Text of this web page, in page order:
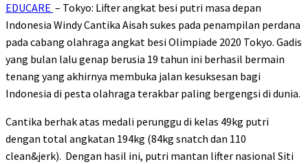
EDUCARE – Tokyo: Lifter angkat besi putri masa depan
Indonesia Windy Cantika Aisah sukes pada penampilan perdana
pada cabang olahraga angkat besi Olimpiade 2020 Tokyo. Gadis
yang bulan lalu genap berusia 19 tahun ini berhasil bermain
tenang yang akhirnya membuka jalan kesuksesan bagi
Indonesia di pesta olahraga terakbar paling bergengsi di dunia.
Cantika berhak atas medali perunggu di kelas 49kg putri
dengan total angkatan 194kg (84kg snatch dan 110
clean&jerk). Dengan hasil ini, putri mantan lifter nasional Siti